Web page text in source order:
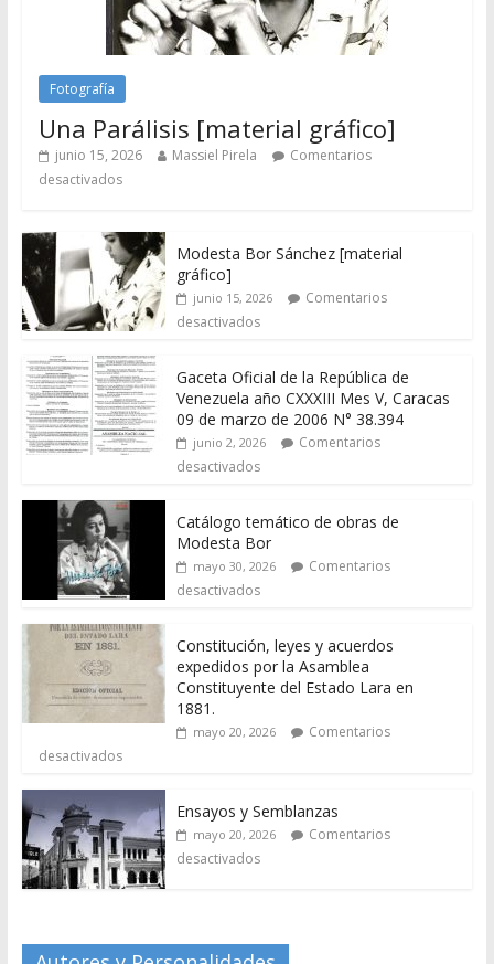
Fotografía
Una Parálisis [material gráfico]
junio 15, 2026 Massiel Pirela
Comentarios
desactivados
Modesta Bor Sánchez [material
gráfico]
junio 15, 2026
Comentarios
desactivados
Gaceta Oficial de la República de
Venezuela año CXXXIII Mes V, Caracas
09 de marzo de 2006 N° 38.394
junio 2, 2026
Comentarios
desactivados
Catálogo temático de obras de
Modesta Bor
mayo 30, 2026
Comentarios
desactivados
Constitución, leyes y acuerdos
expedidos por la Asamblea
Constituyente del Estado Lara en
1881.
mayo 20, 2026
Comentarios
desactivados
Ensayos y Semblanzas
mayo 20, 2026
Comentarios
desactivados